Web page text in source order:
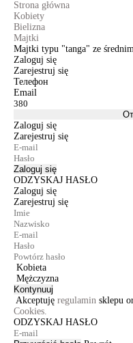
Strona główna
Kobiety
Bielizna
Majtki
Majtki typu "tanga" ze
Zaloguj się
Zarejestruj się
Телефон
Email
Zaloguj się
Zarejestruj się
Zaloguj się
ODZYSKAJ HASŁO
Zaloguj się
Zarejestruj się
Kobieta
Mężczyzna
Kontynuuj
Akceptuję regulamin sklepu
Cookies.
ODZYSKAJ HASŁO